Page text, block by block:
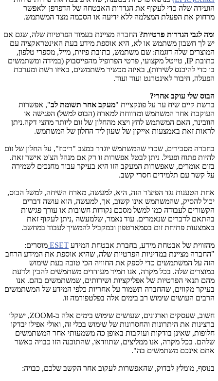
הועידה שלה כדי לעקוף את הגדרות האבטחה של הדפדפן ולאפשר
מרחוק את הפעלת המצלמה ללא ידיעה או הסכמה מצד המשתמש.
ומה לגבי הגדרות פרטיות? החברה מציינת בעמוד הפרטיות שלה, שגם אם
יש לך חשבון משתמש או לא, היא אוספת מידע בעת האינטראקציה עם
המוצרים שלה דוגמת: שם משתמש, כתובת פיזית, מייל, מספרי טלפון,
כתובת IP, טייטל מקצועי, פרטי הפרופיל מהפייסבוק (במידה ומשתמשים
בו כדי להיכנס לשירות), באיזה מכשיר משתמשים, באיזו רשת ומערכת
הפעלה, חיבור לאינטרנט ועוד ועוד.
הבוס שלי עוקב אחרי?
ברשת קיים שיח ער על פונקציית "מעקב אחר תשומת לב", אפשרות
העוקבת אחר המשתמש ומדווחת למארח (הבוס למשל) הפגישה או
הוובינר, האם המשתמש לחץ ויצא מהחלון של זום ליותר מחצי דקה.ניתן
לראות זאת באמצעות אייקון של שעון ליד החלון של המשתמש.
בחברה מסבירים, שכדי שהמשתמש יוגדר במצב "ריכוז", על החלון של זום
להיות פתוח ופעיל. ניתן לבטל אפשרות זו רק אם מנהל הצ'ט אישר זאת.
בזום אומרים, שאפשרות המעקב הזו היא בעיקר עבור מחנכים לשמירה
על קשר עם תלמידים חסרי קשב.
אחת הטענות נגד הפיצ'ר הזה, היא, למעשה, מארח השיחה, למשל הבוס,
יכול להסיק, שהמשתמש אינו קשוב, אך, למעשה, הוא עושה דברים
הקשורים לעבודה כמו למשל מסכם נקודות חשובות או עורך פגישות
בהתאם לדברים שנאמרים. עוד נאמר, שלמעשה ,ניתן לעקוף זאת
באמצעות פתיחת זום בסמארטפון ובמקביל להמשיך לעבוד במחשב.
מהזווית של אבטחת מידע, בחברת אבטחת המידע ESET מוסרים:
"החברה מציינת במדיניות הפרטיות שלה, שהיא אוספת את המידע הרחב
הזה על המשתמשים כדי לספק את החוויה הכי טובה בעת שימוש
במוצרים שלה. בכל מקרה, אנו תמיד מעודדים משתמשים להבין ולדעת
מהם תנאי הפרטיות של אפליקציות ושירותים, שמשתמשים בהם. אנו
בעיקר מקווים, שהחברה תשמור על אחריות כלפי המידע של המשתמשים
הרבים העושים שימוש רב בימים אלה בפלטפורמה זו.
חשוב, שעסקים וארגונים, שעושים שימוש בימים אלה ב-ZOOM, ישקלו
ברצינות את היתרונות והחסרונות של שימוש בכלי זה, ואולי אפילו יבדקו
חלופות, שאינן בודקות ועוקבות באופן כה משמעותי אחר המשתמשים
שלהם. בכל מקרה, אנו ממליצים, שתוודאו, שהתוכנה הזו כבויה כאשר
אתם אינכם משתמשים בה".
בנוסף, מומלץ לבדוק, שהאפשרות לעקוב אחר הקשב שלכם, כבויה: